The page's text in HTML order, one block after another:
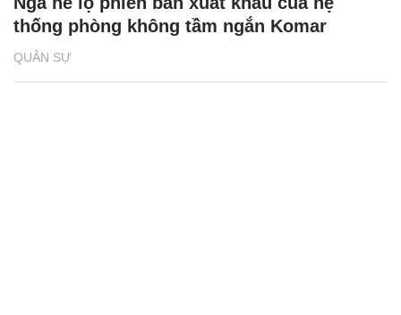
QUÂN SỰ
thống phòng không tầm ngắn Komar